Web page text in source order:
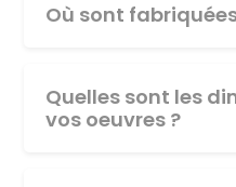
Où sont
Quelles sont les
vos oeuvres ?